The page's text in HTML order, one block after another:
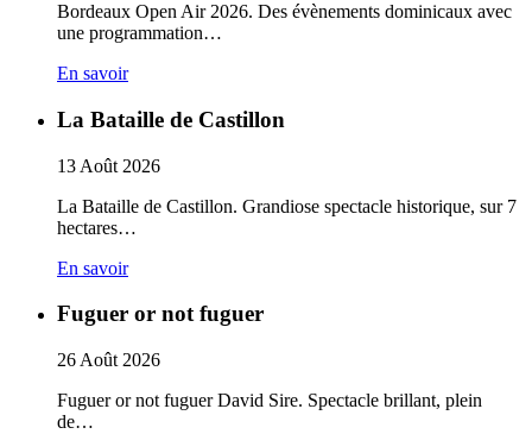
Bordeaux Open Air 2026. Des évènements dominicaux avec
une programmation…
En savoir
La Bataille de Castillon
13 Août 2026
La Bataille de Castillon. Grandiose spectacle historique, sur 7
hectares…
En savoir
Fuguer or not fuguer
26 Août 2026
Fuguer or not fuguer David Sire. Spectacle brillant, plein
de…